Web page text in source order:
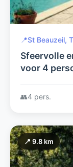
📍St Beauzeil,
Sfeervolle
voor 4
van 4
👥4 pers.
📍 9.8 km